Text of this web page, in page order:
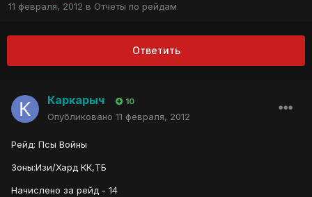
11 февраля, 2012 в Отчеты по рейдам
Ответить
Каркарыч 10
Опубликовано 11 февраля, 2012
Рейд: Псы Войны
Зоны:Изи/Хард КК,ТБ
Начислено за рейд - 14